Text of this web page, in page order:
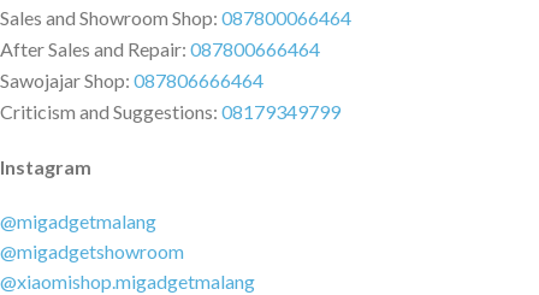
Sales and Showroom Shop: 087800066464
After Sales and Repair: 087800666464
Sawojajar Shop: 087806666464
Criticism and Suggestions: 08179349799
Instagram
@migadgetmalang
@migadgetshowroom
@xiaomishop.migadgetmalang